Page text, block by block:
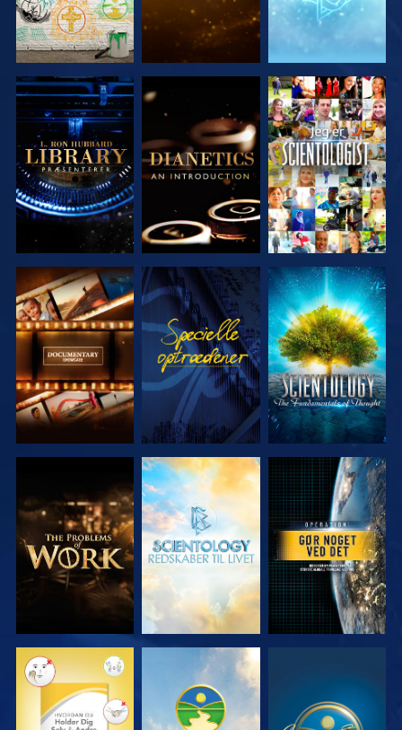
UDFORSK
SERIEN
UDFORSK
SERIEN
SE
UDFORSK
SERIEN
SE
UDFORSK
SERIEN
UDFORSK
SERIEN
UDFORSK
SERIEN
SE
SE SE SE